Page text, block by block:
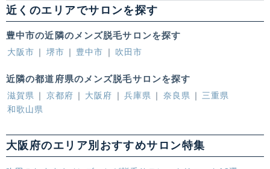
近くのエリアでサロンを探す
豊中市の近隣のメンズ脱毛サロンを探す
大阪市 堺市 豊中市 吹田市
近隣の都道府県のメンズ脱毛サロンを探す
滋賀県 京都府 大阪府 兵庫県 奈良県
三重県
和歌山県
大阪府のエリア別おすすめサロン特集